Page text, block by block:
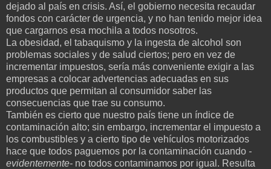
dejado al país en crisis. Así, el gobierno necesita recaudar
fondos con carácter de urgencia, y no han tenido mejor idea
que cargarnos esa mochila a todos nosotros.
La obesidad, el tabaquismo y la ingesta de alcohol son
problemas sociales y de salud ciertos; pero en vez de
incrementar impuestos, sería más conveniente exigir a las
empresas a colocar advertencias adecuadas en sus
productos que permitan al consumidor saber las
consecuencias que trae su consumo.
También es cierto que nuestro país tiene un índice de
contaminación alto; sin embargo, incrementar el impuesto a
los combustibles y a cierto tipo de vehículos motorizados
hace que todos paguemos por la contaminación cuando -
evidentemente- no todos contaminamos por igual. Resulta